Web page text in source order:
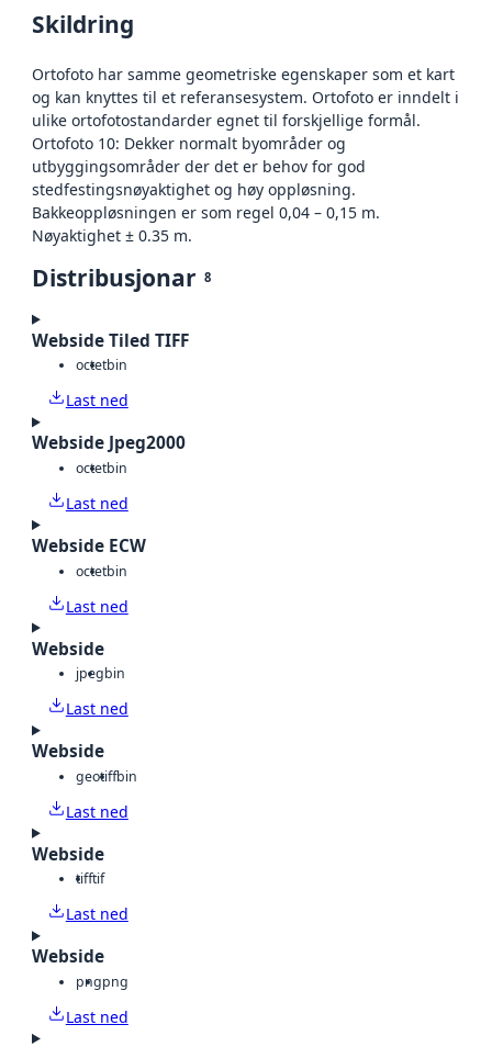
Skildring
Ortofoto har samme geometriske egenskaper som et kart
og kan knyttes til et referansesystem. Ortofoto er inndelt i
ulike ortofotostandarder egnet til forskjellige formål.
Ortofoto 10: Dekker normalt byområder og
utbyggingsområder der det er behov for god
stedfestingsnøyaktighet og høy oppløsning.
Bakkeoppløsningen er som regel 0,04 – 0,15 m.
Nøyaktighet ± 0.35 m.
Distribusjonar 8
Webside Tiled TIFF
octetbin
Last ned
Webside Jpeg2000
octetbin
Last ned
Webside ECW
octetbin
Last ned
Webside
jpegbin
Last ned
Webside
geotiffbin
Last ned
Webside
tifftif
Last ned
Webside
pngpng
Last ned